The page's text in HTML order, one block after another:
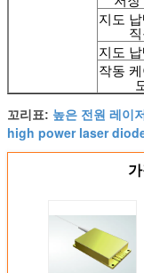
지도
지도
작동
꼬리표: 높은 전원 레이
high power laser